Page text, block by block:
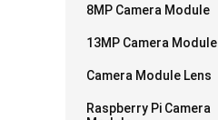
8MP Camera Module
13MP Camera Module
Camera Module Lens
Raspberry Pi Camera